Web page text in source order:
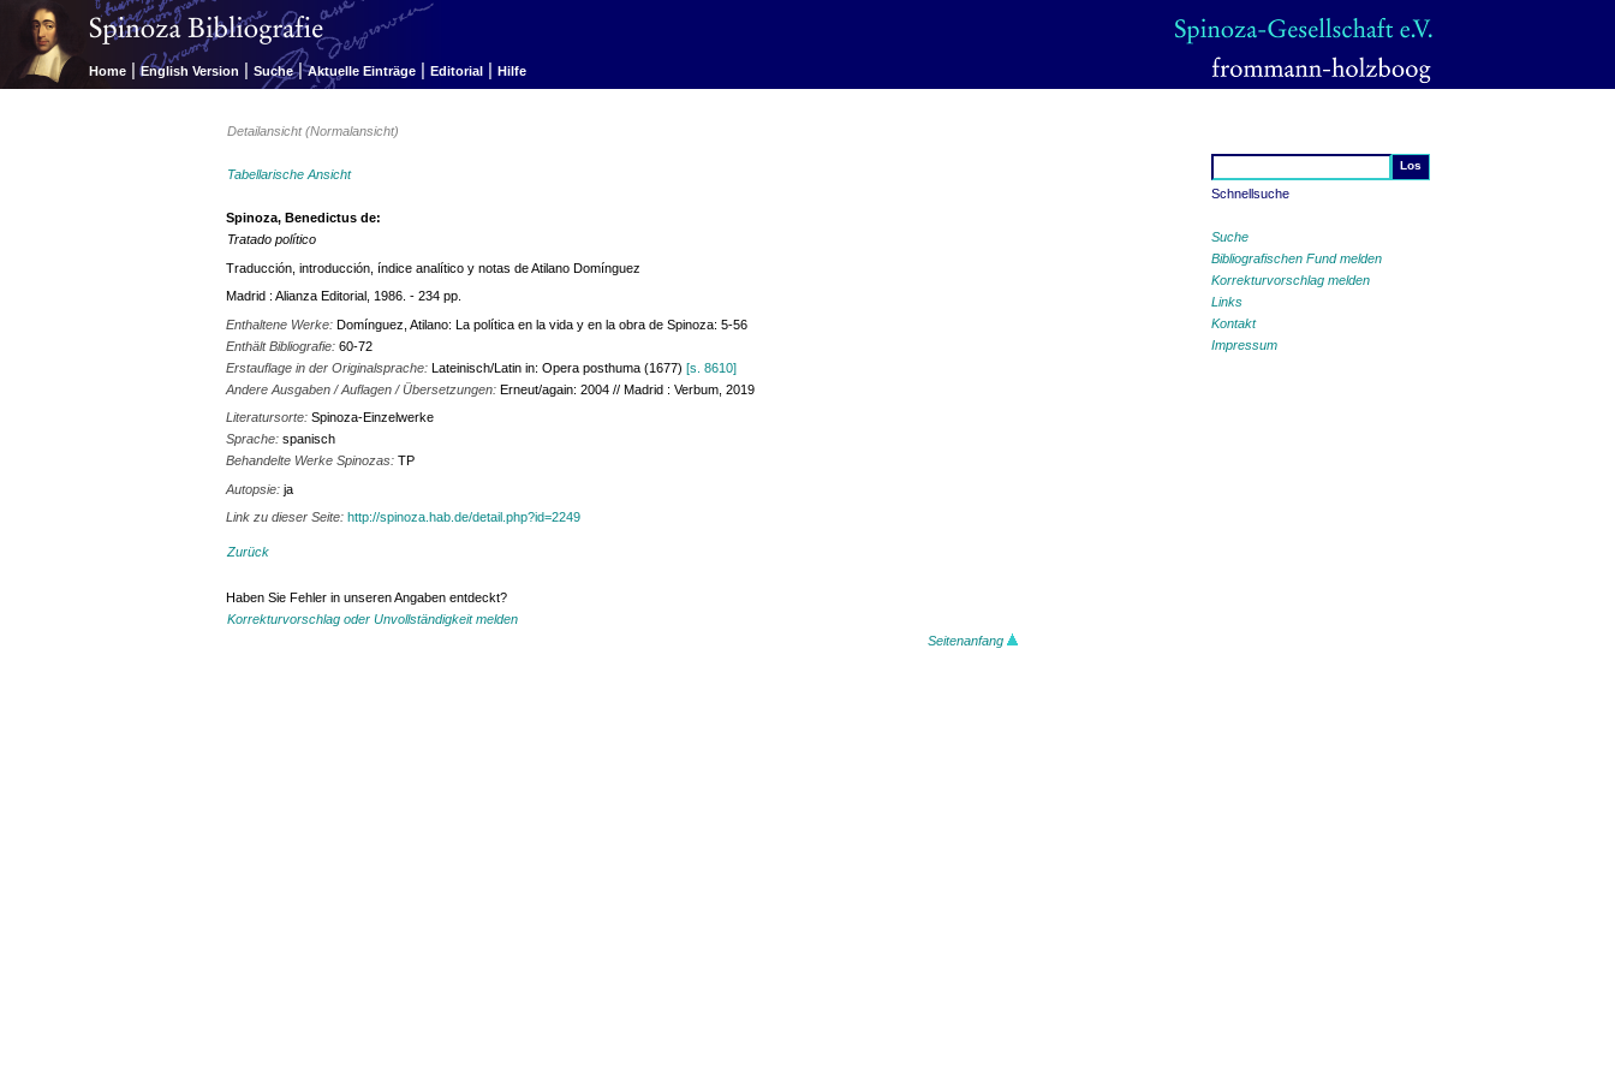
Home | English Version | Suche | Aktuelle Einträge | Editorial | Hilfe
Schnellsuche
Suche
Bibliografischen Fund melden
Korrekturvorschlag melden
Links
Kontakt
Impressum
Detailansicht (Normalansicht)
Tabellarische Ansicht
Spinoza, Benedictus de:
Tratado político
Traducción, introducción, índice analítico y notas de Atilano Domínguez
Madrid : Alianza Editorial, 1986. - 234 pp.
Enthaltene Werke:Domínguez, Atilano: La política en la vida y en la obra de Spinoza: 5-56
Enthält Bibliografie:60-72
Erstauflage in der Originalsprache:Lateinisch/Latin in: Opera posthuma (1677)[s. 8610]
Andere Ausgaben / Auflagen / Übersetzungen:Erneut/again: 2004 // Madrid : Verbum, 2019
Literatursorte:Spinoza-Einzelwerke
Sprache:spanisch
Behandelte Werke Spinozas:TP
Autopsie:ja
Link zu dieser Seite:http://spinoza.hab.de/detail.php?id=2249
Zurück
Haben Sie Fehler in unseren Angaben entdeckt?
Korrekturvorschlag oder Unvollständigkeit melden
Seitenanfang